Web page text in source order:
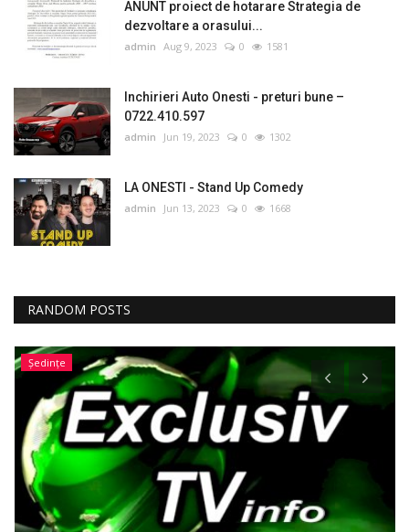
ANUNT proiect de hotarare Strategia de
dezvoltare a orasului...
admin Aug 9, 2023 0 1581
Inchirieri Auto Onesti - preturi bune –
0722.410.597
admin Jun 19, 2023 0 1302
LA ONESTI - Stand Up Comedy
admin Jun 13, 2023 0 1668
RANDOM POSTS
Ședințe